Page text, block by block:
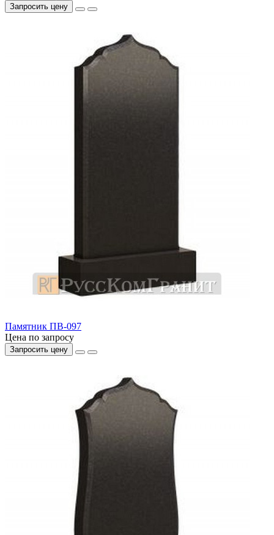
Запросить цену
Памятник ПВ-097
Цена по запросу
Запросить цену